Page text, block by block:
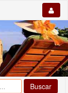
Buscar